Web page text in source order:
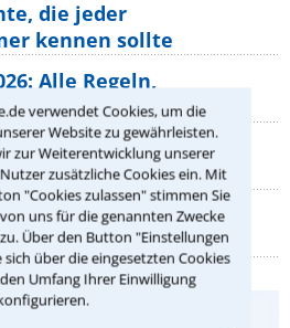
verwendet Cookies, um die
Website zu gewährleisten.
zur Weiterentwicklung unserer
zusätzliche Cookies ein. Mit
"Cookies zulassen" stimmen Sie
uns für die genannten Zwecke
Über den Button "Einstellungen
über die eingesetzten Cookies
Umfang Ihrer Einwilligung
die jeder
kennen sollte
Alle Regeln,
für Mieter
Urlaub,
Käufer eines Pferdes
sie
Rechtswissen